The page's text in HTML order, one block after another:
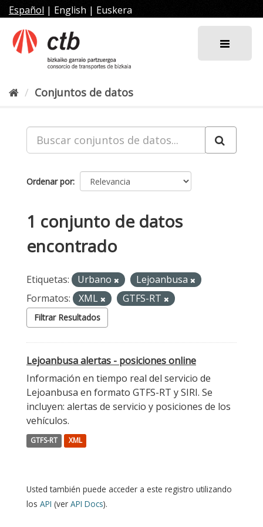
al
contenido
Español | English | Euskera
Conjuntos de datos
Ordenar por
1 conjunto de datos
encontrado
Etiquetas: Urbano
Lejoanbusa
Formatos:
XML GTFS-RT
Filtrar Resultados
Lejoanbusa alertas - posiciones online
Información en tiempo real del servicio de
Lejoanbusa en formato GTFS-RT y SIRI. Se
incluyen: alertas de servicio y posiciones de los
vehículos.
GTFS-RT XML
Usted también puede acceder a este registro utilizando
los API (ver API Docs).